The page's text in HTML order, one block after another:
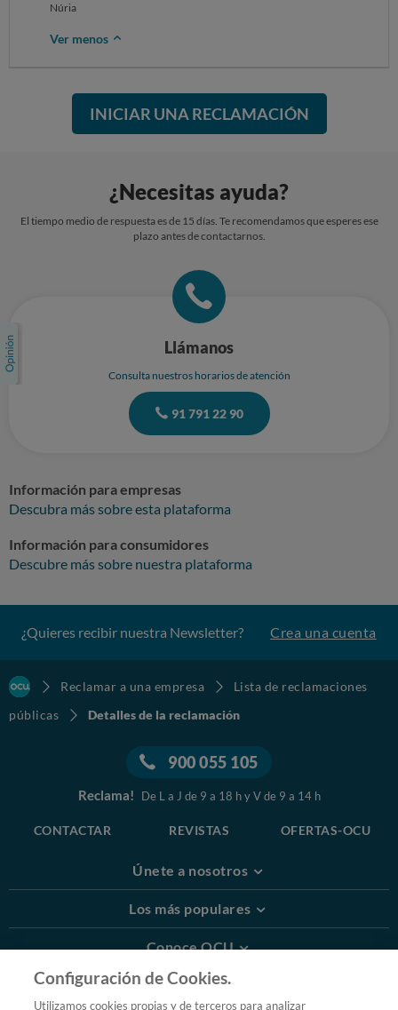
Núria
Ver menos
INICIAR UNA RECLAMACIÓN
¿Necesitas ayuda?
El tiempo medio de respuesta es de 15 días. Te recomendamos que esperes ese
plazo antes de contactarnos.
Llámanos
Consulta nuestros horarios de atención
91 791 22 90
Información para empresas
Descubra más sobre esta plataforma
Información para consumidores
Descubre más sobre nuestra plataforma
¿Quieres recibir nuestra Newsletter? Crea una cuenta
Reclamar a una empresa
Lista de reclamaciones
públicas
Detalles de la reclamación
900 055 105
Reclama! De L a J de 9 a 18 h y V de 9 a 14 h
CONTACTAR REVISTAS OFERTAS-OCU
Únete a nosotros
Los más populares
Conoce OCU
Más Información
Configuración de Cookies.
Utilizamos cookies propias y de terceros para analizar